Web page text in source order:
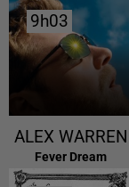
9h03
9h03
ALEX WARREN
Fever Dream